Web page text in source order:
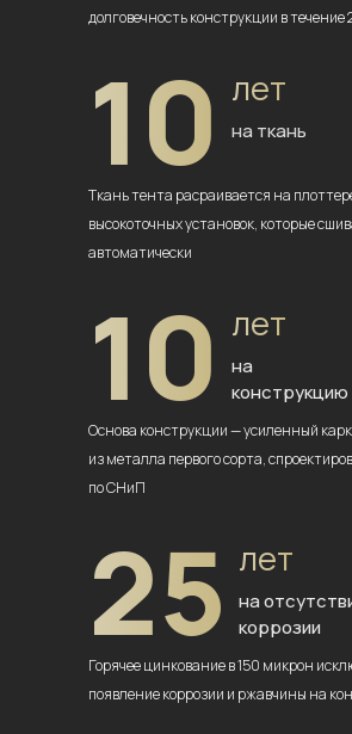
долговечностьконструкции в течение
10 лет
на ткань
Ткань тента расраивается на
высокоточных установок, которые
автоматически
10 лет
на
конструкцию
Основа конструкции — усиленный
из металла первого сорта,
по СНиП
25 лет
на
коррозии
Горячее цинкование в 150 микрон
появление коррозии и ржавчины на